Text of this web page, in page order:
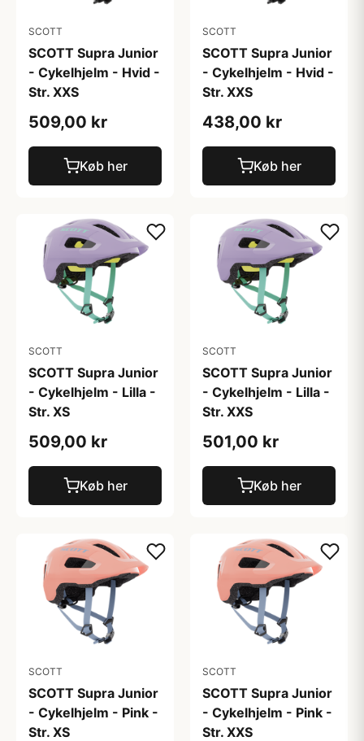
SCOTT
SCOTT Supra Junior
- Cykelhjelm - Hvid -
Str. XXS
509,00 kr
Køb her
SCOTT
SCOTT Supra Junior
- Cykelhjelm - Hvid -
Str. XXS
438,00 kr
Køb her
SCOTT
SCOTT Supra Junior
- Cykelhjelm - Lilla -
Str. XS
509,00 kr
Køb her
SCOTT
SCOTT Supra Junior
- Cykelhjelm - Lilla -
Str. XXS
501,00 kr
Køb her
SCOTT
SCOTT Supra Junior
- Cykelhjelm - Pink -
Str. XS
SCOTT
SCOTT Supra Junior
- Cykelhjelm - Pink -
Str. XXS